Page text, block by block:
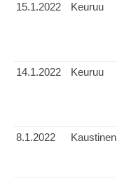
15.1.2022
Keuruu
14.1.2022
Keuruu
8.1.2022
Kaustinen